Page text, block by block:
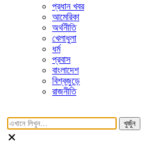
প্রধান খবর
আমেরিকা
অর্থনীতি
খেলাধুলা
ধর্ম
প্রবাস
বাংলাদেশ
বিশ্বজুড়ে
রাজনীতি
খুজুঁন